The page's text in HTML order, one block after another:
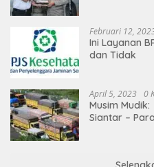
Februari 12,
Ini Layanan
dan Tidak
April 5, 2023 0
Musim
Siantar –